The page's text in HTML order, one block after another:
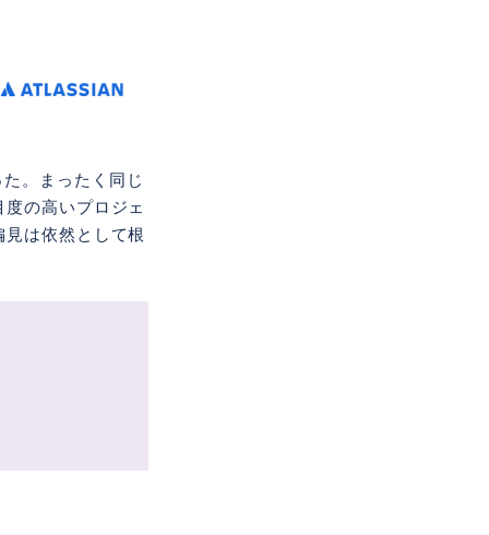
。まったく同じ
の高いプロジェ
は依然として根